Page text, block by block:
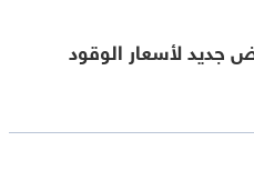
لأسعار الوقود